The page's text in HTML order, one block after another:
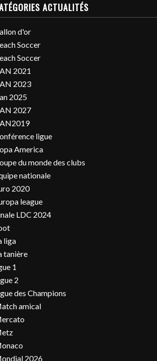
ACTUALITÉS
d'or
Soccer
Soccer
2021
2023
2025
2027
ligue
America
du monde des clubs
nationale
2020
league
LDC 2024
liga
tanière
1
2
des Champions
amical
2026